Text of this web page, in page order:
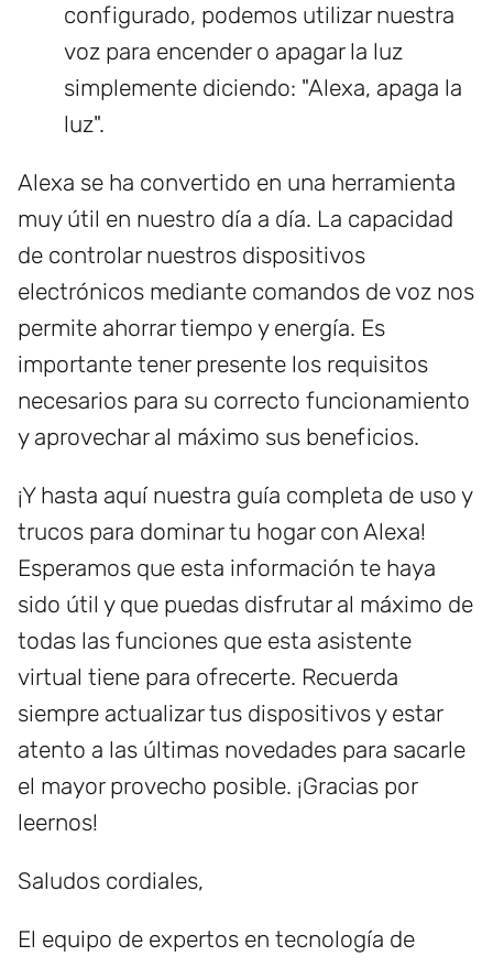
configurado, podemos utilizar nuestra
voz para encender o apagar la luz
simplemente diciendo: "Alexa, apaga la
luz".
Alexa se ha convertido en una herramienta
muy útil en nuestro día a día. La capacidad
de controlar nuestros dispositivos
electrónicos mediante comandos de voz nos
permite ahorrar tiempo y energía. Es
importante tener presente los requisitos
necesarios para su correcto funcionamiento
y aprovechar al máximo sus beneficios.
¡Y hasta aquí nuestra guía completa de uso y
trucos para dominar tu hogar con Alexa!
Esperamos que esta información te haya
sido útil y que puedas disfrutar al máximo de
todas las funciones que esta asistente
virtual tiene para ofrecerte. Recuerda
siempre actualizar tus dispositivos y estar
atento a las últimas novedades para sacarle
el mayor provecho posible. ¡Gracias por
leernos!
Saludos cordiales,
El equipo de expertos en tecnología de